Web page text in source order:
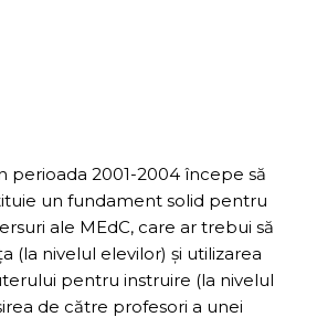
perioada 2001-2004 începe să
un fundament solid pentru
ale MEdC, care ar trebui să
(la nivelul elevilor) şi utilizarea
pentru instruire (la nivelul
de către profesori a unei